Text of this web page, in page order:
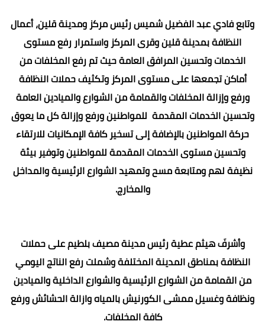
وتابع فادي عبد الفضيل شميس رئيس مركز ومدينة قلين، أعمال
النظافة بمدينة قلين وقرى المركز واستمرار رفع مستوى
الخدمات وتحسين المرافق العامة حيث تم رفع المخلفات من
أماكن تجمعها على مستوى المركز وتكثيف حملات النظافة
ورفع وإزالة المخلفات والقمامة من الشوارع والميادين العامة
وتحسين الخدمات المقدمة للمواطنين ورفع وإزالة كل ما يعوق
حركة المواطنين بالإضافة إلى تسخير كافة الإمكانيات للارتقاء
وتحسين مستوى الخدمات المقدمة للمواطنين وتوفير بيئة
نظيفة لهم ومتابعة مسح وتمهيد الشوارع الرئيسية والمداخل
والمخارج.
وأشرفَ هيثم عطية رئيس مدينة مصيف بلطيم على حملات
النظافة بمناطق المدينة المختلفة وشملت رفع الناتج اليومي
من القمامة من الشوارع الرئيسية والشوارع الداخلية والميادين
ونظافة وغسيل ممشى الكورنيش بالمياه وازالة الحشائش ورفع
كافة المخلفات.